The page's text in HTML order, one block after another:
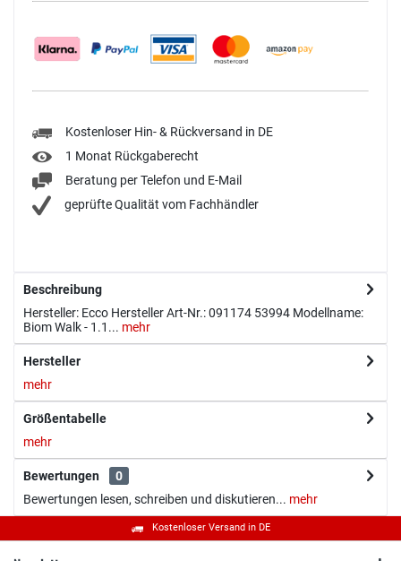
Kostenloser Hin- & Rückversand in DE
1 Monat Rückgaberecht
Beratung per Telefon und E-Mail
geprüfte Qualität vom Fachhändler
Beschreibung
Hersteller: Ecco Hersteller Art-Nr.: 091174 53994 Modellname:
Biom Walk - 1.1... mehr
Hersteller
mehr
Größentabelle
mehr
Bewertungen
0
Bewertungen lesen, schreiben und diskutieren... mehr
Kostenloser Versand in DE